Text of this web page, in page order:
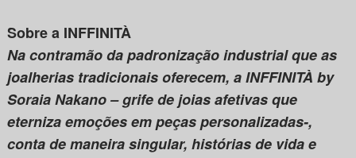
Sobre a INFFINITÀ
Na contramão da padronização industrial que as
joalherias tradicionais oferecem, a INFFINITÀ by
Soraia Nakano – grife de joias afetivas que
eterniza emoções em peças personalizadas-,
conta de maneira singular, histórias de vida e